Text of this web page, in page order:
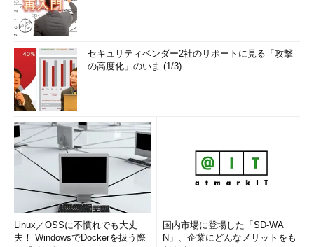
セキュリティベンダー2社のリポートに見る「攻撃
の高度化」のいま (1/3)
Linux／OSSに不慣れでも大丈
夫！ WindowsでDockerを扱う際
国内市場に登場した「SD-WA
N」、企業にどんなメリットをも